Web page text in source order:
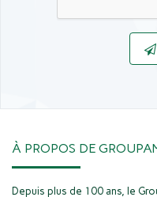
À PROPOS DE
Depuis plus de 100 ans, le